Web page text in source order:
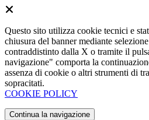
Questo sito utilizza cookie tecnici e
chiusura del banner mediante
contraddistinto dalla X o tramite il
navigazione" comporta la
assenza di cookie o altri strumenti di
sopracitati.
COOKIE POLICY
Continua la navigazione